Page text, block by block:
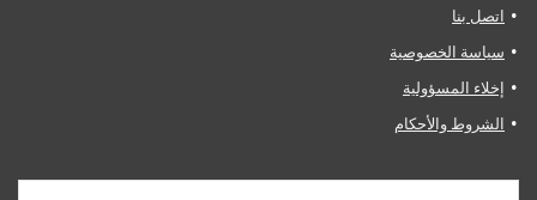
اتصل بنا
سياسة الخصوصية
إخلاء المسؤولية
الشروط والأحكام